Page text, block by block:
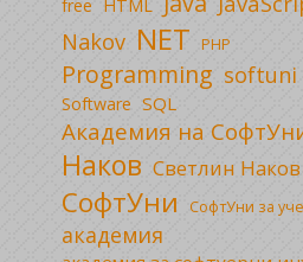
free HTML
Nakov NET PHP
Programming softuni
Software SQL
Академия на
Наков Светлин Наков
СофтУни СофтУни за
академия